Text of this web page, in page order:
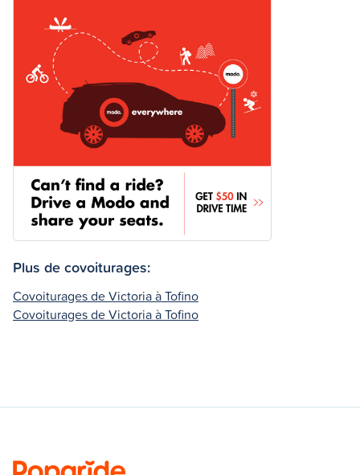
Plus de covoiturages:
Covoiturages de Victoria à Tofino
Covoiturages de Victoria à Tofino